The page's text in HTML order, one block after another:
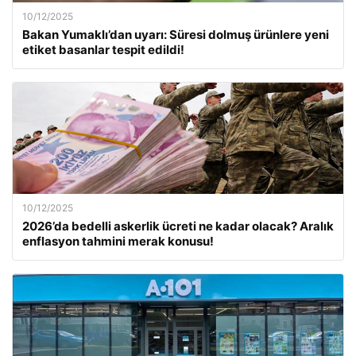
10/12/2025
Bakan Yumaklı’dan uyarı: Süresi dolmuş ürünlere yeni
etiket basanlar tespit edildi!
10/12/2025
2026’da bedelli askerlik ücreti ne kadar olacak? Aralık
enflasyon tahmini merak konusu!